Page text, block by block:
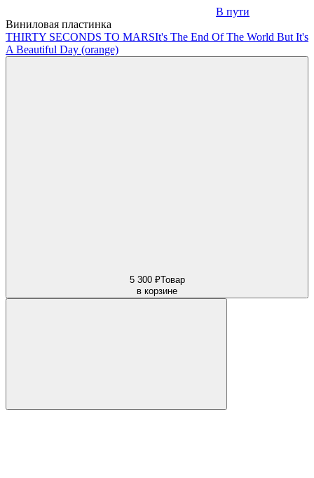
В пути
Виниловая пластинка
THIRTY SECONDS TO MARSIt's The End Of The World But It's
A Beautiful Day (orange)
5 300 ₽Товар
в корзине